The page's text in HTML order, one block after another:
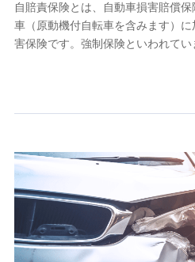
業務の委託
当社は利用目的の達成に必要な範
【共同して利用される利用デー
当社又は株式会社NTTドコモがサ
した、以下の情報などの個人デ
基本情報
氏名、電話番号、メールアド
自賠責保険とは、自動車損害賠償
車（原動機付自転車を含みます）
害保険です。強制保険といわれて